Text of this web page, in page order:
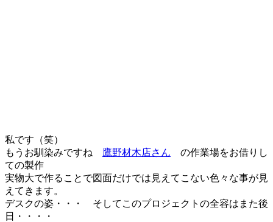
私です（笑）
もうお馴染みですね 鷹野材木店さん の作業場をお借りし
ての製作
実物大で作ることで図面だけでは見えてこない色々な事が見
えてきます。
デスクの姿・・・ そしてこのプロジェクトの全容はまた後
日・・・・